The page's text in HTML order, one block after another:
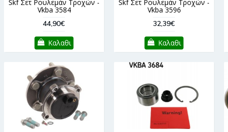
Skf Σετ Ρουλεμάν Τροχών -
Vkba 3584
44,90€
Καλαθι
Skf Σετ Ρουλεμάν Τροχών -
Vkba 3596
32,39€
Καλαθι